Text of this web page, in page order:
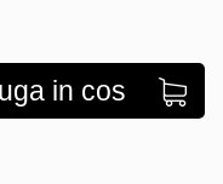
in cos